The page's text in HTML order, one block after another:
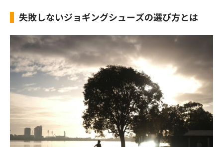
失敗しないジョギングシューズの選び方とは